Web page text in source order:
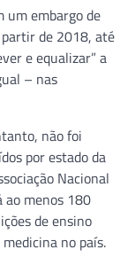
um embargo de
partir de 2018, até
e equalizar” a
– nas
não foi
por estado da
Nacional
ao menos 180
de ensino
no país.